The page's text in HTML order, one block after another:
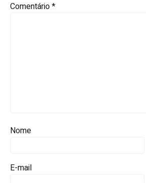
Comentário*
Nome
E-mail